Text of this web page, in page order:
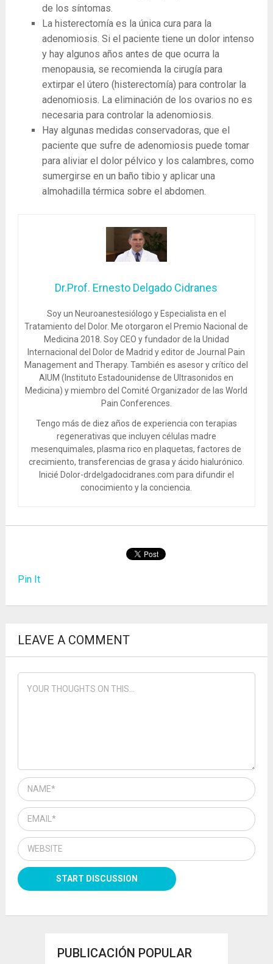
de los síntomas.
La histerectomía es la única cura para la
adenomiosis. Si el paciente tiene un dolor intenso
y hay algunos años antes de que ocurra la
menopausia, se recomienda la cirugía para
extirpar el útero (histerectomía) para controlar la
adenomiosis. La eliminación de los ovarios no es
necesaria para controlar la adenomiosis.
Hay algunas medidas conservadoras, que el
paciente que sufre de adenomiosis puede tomar
para aliviar el dolor pélvico y los calambres, como
sumergirse en un baño tibio y aplicar una
almohadilla térmica sobre el abdomen.
Dr.Prof. Ernesto Delgado Cidranes
Soy un Neuroanestesiólogo y Especialista en el
Tratamiento del Dolor. Me otorgaron el Premio Nacional de
Medicina 2018. Soy CEO y fundador de la Unidad
Internacional del Dolor de Madrid y editor de Journal Pain
Management and Therapy. También es asesor y crítico del
AIUM (Instituto Estadounidense de Ultrasonidos en
Medicina) y miembro del Comité Organizador de las World
Pain Conferences.
Tengo más de diez años de experiencia con terapias
regenerativas que incluyen células madre
mesenquimales, plasma rico en plaquetas, factores de
crecimiento, transferencias de grasa y ácido hialurónico.
Inicié Dolor-drdelgadocidranes.com para difundir el
conocimiento y la conciencia.
Pin It
LEAVE A COMMENT
PUBLICACIÓN POPULAR